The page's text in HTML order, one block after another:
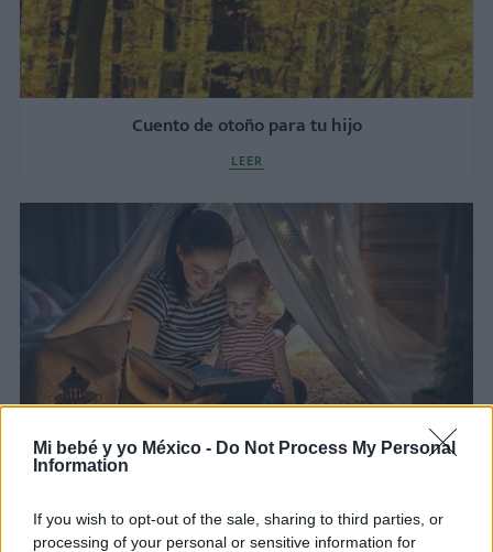
Mi bebé y yo México - Do Not Process My Personal
Information
If you wish to opt-out of the sale, sharing to third parties, or
processing of your personal or sensitive information for
Cuento de otoño para tu hijo
LEER
Leyendas infantiles: los mejores relatos para que
LEER